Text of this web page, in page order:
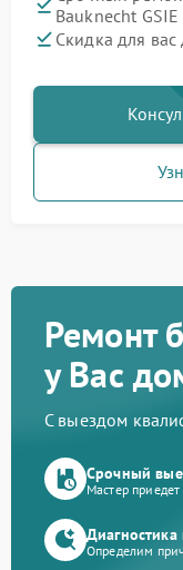
Bauknecht
Скидка для вас
Ремонт
у Вас
С выездом
Срочный
Мастер
Диагностика
Определим